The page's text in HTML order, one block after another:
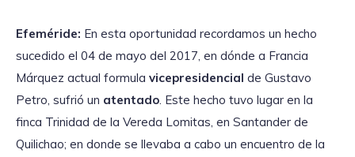
Efeméride: En esta oportunidad recordamos un hecho
sucedido el 04 de mayo del 2017, en dónde a Francia
Márquez actual formula vicepresidencial de Gustavo
Petro, sufrió un atentado . Este hecho tuvo lugar en la
finca Trinidad de la Vereda Lomitas, en Santander de
Quilichao; en donde se llevaba a cabo un encuentro de la